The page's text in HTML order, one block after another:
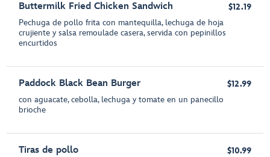
Buttermilk Fried Chicken Sandwich
Pechuga de pollo frita con mantequilla, lechuga de hoja
crujiente y salsa remoulade casera, servida con pepinillos
encurtidos
$12.19
Paddock Black Bean Burger
con aguacate, cebolla, lechuga y tomate en un panecillo
brioche
$12.99
Tiras de pollo $10.99